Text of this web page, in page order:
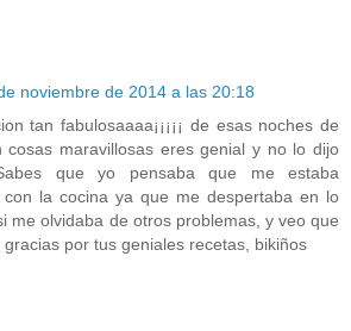
noviembre de 2014 a las 20:18
tan fabulosaaaa¡¡¡¡¡ de esas noches de
cosas maravillosas eres genial y no lo dijo
que yo pensaba que me estaba
con la cocina ya que me despertaba en lo
me olvidaba de otros problemas, y veo que
gracias por tus geniales recetas, bikiños